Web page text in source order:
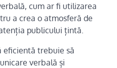
cum ar fi utilizarea
a crea o atmosferă de
publicului țintă.
eficientă trebuie să
verbală și